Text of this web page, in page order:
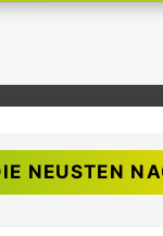
NEUSTEN